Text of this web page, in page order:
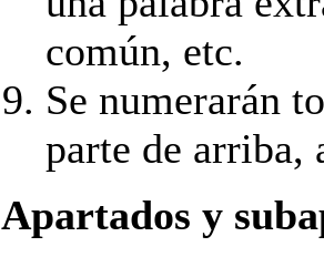
común, etc.
Se numerarán
parte de arriba,
Apartados y